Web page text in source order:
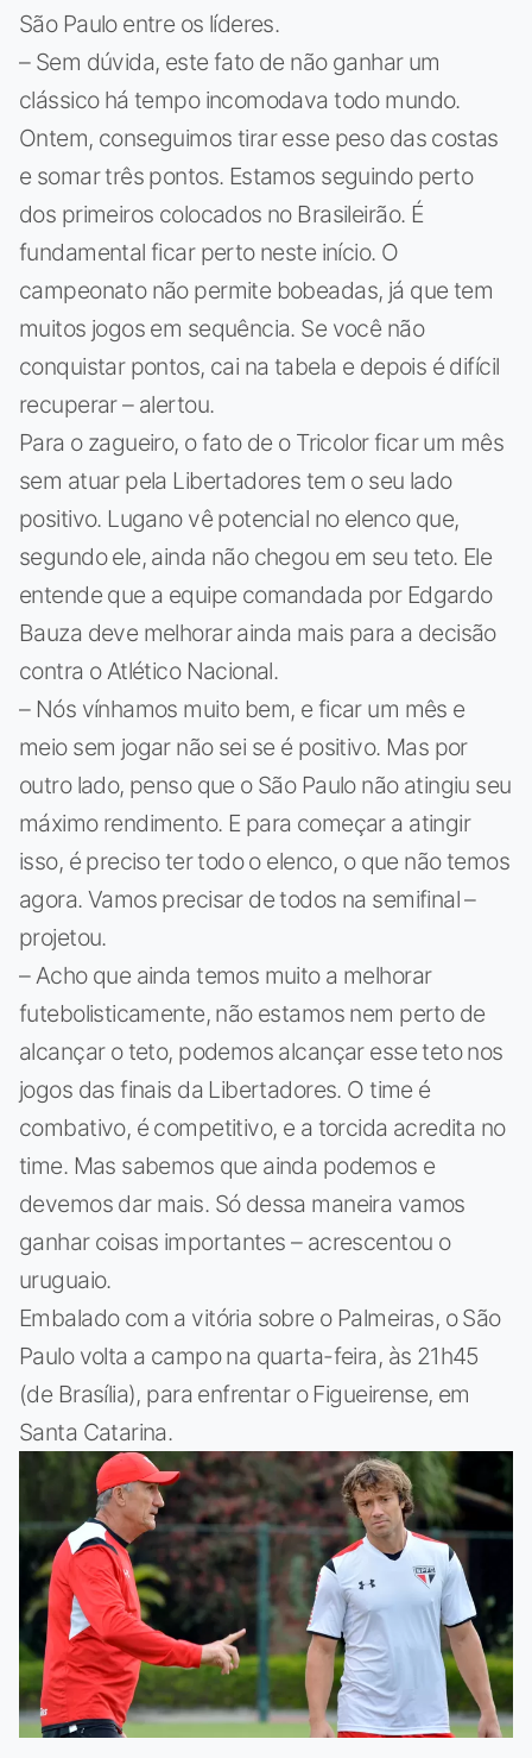
São Paulo entre os líderes.
– Sem dúvida, este fato de não ganhar um
clássico há tempo incomodava todo mundo.
Ontem, conseguimos tirar esse peso das costas
e somar três pontos. Estamos seguindo perto
dos primeiros colocados no Brasileirão. É
fundamental ficar perto neste início. O
campeonato não permite bobeadas, já que tem
muitos jogos em sequência. Se você não
conquistar pontos, cai na tabela e depois é difícil
recuperar – alertou.
Para o zagueiro, o fato de o Tricolor ficar um mês
sem atuar pela Libertadores tem o seu lado
positivo. Lugano vê potencial no elenco que,
segundo ele, ainda não chegou em seu teto. Ele
entende que a equipe comandada por Edgardo
Bauza deve melhorar ainda mais para a decisão
contra o Atlético Nacional.
– Nós vínhamos muito bem, e ficar um mês e
meio sem jogar não sei se é positivo. Mas por
outro lado, penso que o São Paulo não atingiu seu
máximo rendimento. E para começar a atingir
isso, é preciso ter todo o elenco, o que não temos
agora. Vamos precisar de todos na semifinal –
projetou.
– Acho que ainda temos muito a melhorar
futebolisticamente, não estamos nem perto de
alcançar o teto, podemos alcançar esse teto nos
jogos das finais da Libertadores. O time é
combativo, é competitivo, e a torcida acredita no
time. Mas sabemos que ainda podemos e
devemos dar mais. Só dessa maneira vamos
ganhar coisas importantes – acrescentou o
uruguaio.
Embalado com a vitória sobre o Palmeiras, o São
Paulo volta a campo na quarta-feira, às 21h45
(de Brasília), para enfrentar o Figueirense, em
Santa Catarina.